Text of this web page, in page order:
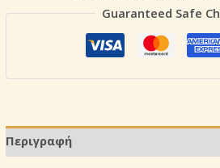
ποσότητα
Guaranteed Safe
Περιγραφή